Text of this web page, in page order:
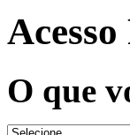
O que